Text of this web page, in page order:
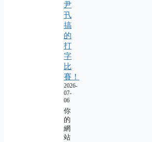
尹
卂
搞
的
打
字
比
賽！
2026-
07-
06
你
的
網
站